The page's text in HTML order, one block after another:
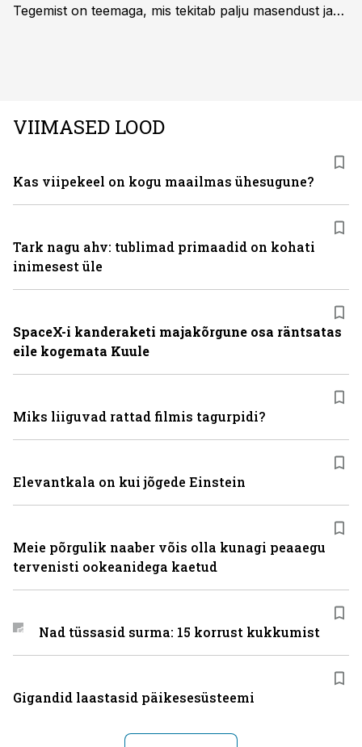
Tegemist on teemaga, mis tekitab palju masendust ja
VIIMASED LOOD
Kas viipekeel on kogu maailmas ühesugune?
Tark nagu ahv: tublimad primaadid on kohati
inimesest üle
SpaceX-i kanderaketi majakõrgune osa räntsatas
eile kogemata Kuule
Miks liiguvad rattad filmis tagurpidi?
Elevantkala on kui jõgede Einstein
Meie põrgulik naaber võis olla kunagi peaaegu
tervenisti ookeanidega kaetud
Nad tüssasid surma: 15 korrust kukkumist
Gigandid laastasid päikesesüsteemi